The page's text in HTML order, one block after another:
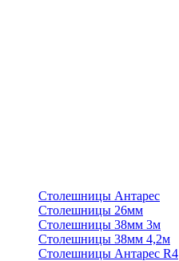
Столешницы Антарес
Столешницы 26мм
Столешницы 38мм 3м
Столешницы 38мм 4,2м
Столешницы Антарес R4